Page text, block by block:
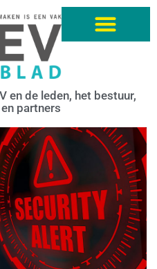
en de leden, het bestuur,
partners